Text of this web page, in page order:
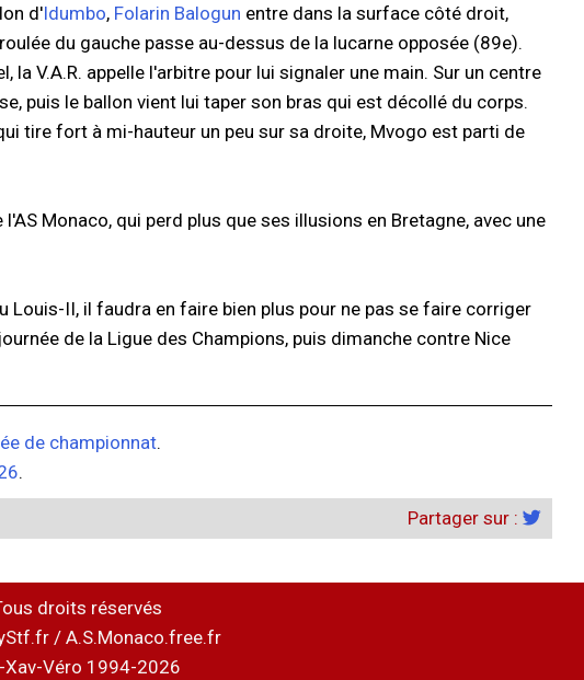
d'Idumbo, Folarin Balogun entre dans la surface côté droit,
du gauche passe au-dessus de la lucarne opposée (89e).
V.A.R. appelle l'arbitre pour lui signaler une main. Sur un centre
puis le ballon vient lui taper son bras qui est décollé du corps.
tire fort à mi-hauteur un peu sur sa droite, Mvogo est parti de
Monaco, qui perd plus que ses illusions en Bretagne, avec une
II, il faudra en faire bien plus pour ne pas se faire corriger
de la Ligue des Champions, puis dimanche contre Nice
de championnat.
.
Partager sur :
droits réservés
/ A.S.Monaco.free.fr
Xav-Véro 1994-2026